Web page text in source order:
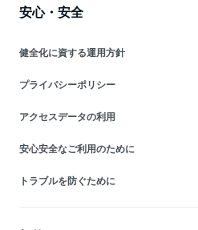
安心・安全
健全化に資する運用方針
プライバシーポリシー
アクセスデータの利用
安心安全なご利用のために
トラブルを防ぐために